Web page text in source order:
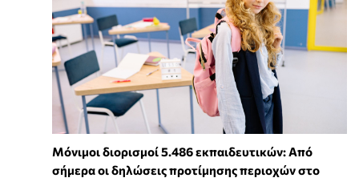
Μόνιμοι διορισμοί 5.486 εκπαιδευτικών: Από
σήμερα οι δηλώσεις προτίμησης περιοχών στο